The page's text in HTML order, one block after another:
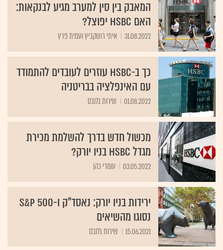
המאבק בין סין למערב מגיע לבנקאות:
האם HSBC יפוצל?
31.08.2022 איתי רושקביץ ועמית פרץ
כך ב-HSBC עוזרים לעובדים להתמודד
עם האינפלציה בבריטניה
01.08.2022 שירות גלובס
מכשול חדש בדרך להשלמת מכירת
מגדל HSBC בניו יורק?
03.05.2022 עומרי כהן
ירידות בניו יורק: נאסד"ק ו-S&P 500
נסוגו מהשיאים
15.06.2021 שירות גלובס